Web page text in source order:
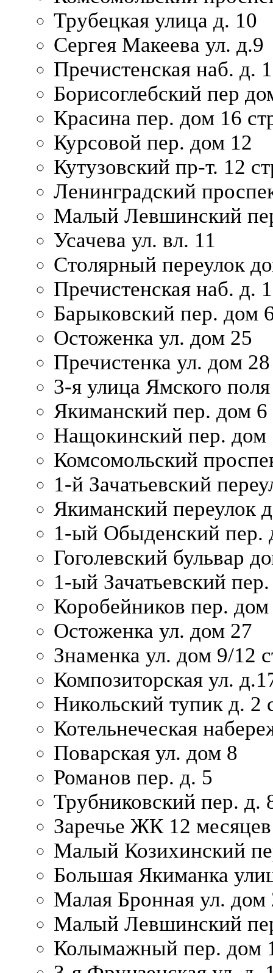
Трубецкая улица д. 10
Сергея Макеева ул. д.9
Пречистенская наб. д.
Борисоглебский пер
Красина пер. дом 16
Курсовой пер. дом 12
Кутузовский пр-т. 12
Ленинградский
Малый Левшинский
Усачева ул. вл. 11
Столярный переулок
Пречистенская наб. д.
Барыковский пер. дом
Остоженка ул. дом 25
Пречистенка ул. дом 28
3-я улица Ямского
Якиманский пер. дом 6
Нащокинский пер. дом
Комсомольский
1-й Зачатьевский
Якиманский переулок
1-ый Обыденский пер.
Гоголевский бульвар
1-ый Зачатьевский
Коробейников пер.
Остоженка ул. дом 27
Знаменка ул. дом 9/12
Композиторская ул.
Никольский тупик д. 2
Котельнеческая
Поварская ул. дом 8
Романов пер. д. 5
Трубниковский пер. д.
Заречье ЖК 12 месяцев
Малый Козихинский
Большая Якиманка
Малая Бронная ул. дом
Малый Левшинский
Колымажный пер. дом